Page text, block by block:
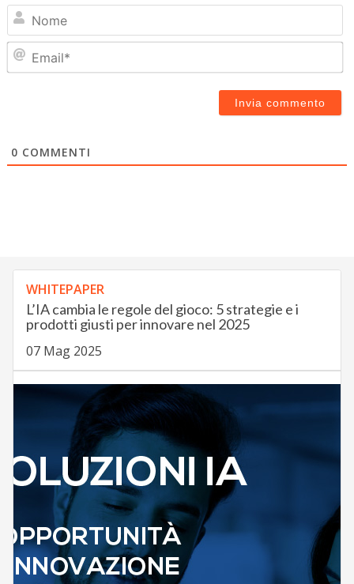
0 COMMENTI
WHITEPAPER
L’IA cambia le regole del gioco: 5 strategie e i
prodotti giusti per innovare nel 2025
07 Mag 2025